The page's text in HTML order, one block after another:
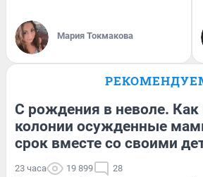
Мария Токмакова
С рождения в неволе. Как
колонии осужденные
срок вместе со своими
23 часа 19 899 28